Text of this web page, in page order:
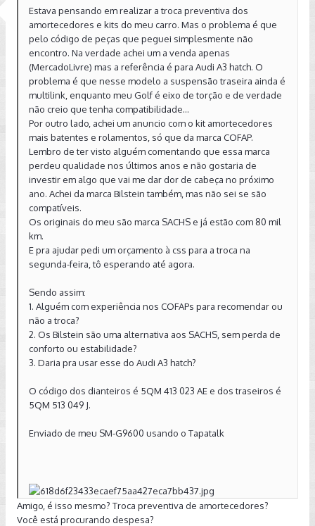
Estava pensando em realizar a troca preventiva dos
amortecedores e kits do meu carro. Mas o problema é que
pelo código de peças que peguei simplesmente não
encontro. Na verdade achei um a venda apenas
(MercadoLivre) mas a referência é para Audi A3 hatch. O
problema é que nesse modelo a suspensão traseira ainda é
multilink, enquanto meu Golf é eixo de torção e de verdade
não creio que tenha compatibilidade...
Por outro lado, achei um anuncio com o kit amortecedores
mais batentes e rolamentos, só que da marca COFAP.
Lembro de ter visto alguém comentando que essa marca
perdeu qualidade nos últimos anos e não gostaria de
investir em algo que vai me dar dor de cabeça no próximo
ano. Achei da marca Bilstein também, mas não sei se são
compatíveis.
Os originais do meu são marca SACHS e já estão com 80 mil
km.
E pra ajudar pedi um orçamento à css para a troca na
segunda-feira, tô esperando até agora.
Sendo assim:
1. Alguém com experiência nos COFAPs para recomendar ou
não a troca?
2. Os Bilstein são uma alternativa aos SACHS, sem perda de
conforto ou estabilidade?
3. Daria pra usar esse do Audi A3 hatch?
O código dos dianteiros é 5QM 413 023 AE e dos traseiros é
5QM 513 049 J.
Enviado de meu SM-G9600 usando o Tapatalk
Amigo, é isso mesmo? Troca preventiva de amortecedores?
Você está procurando despesa?